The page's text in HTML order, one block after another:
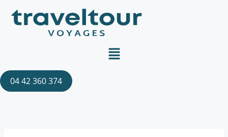
contenu
Menu
04 42 360 374